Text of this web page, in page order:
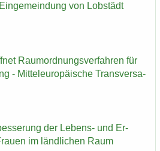
von Lob­städt
Raum­ord­nungs­ver­fah­ren für
- Mit­tel­eu­ro­päi­sche Trans­ver­sa­
der Lebens-​ und Er­
im länd­li­chen Raum